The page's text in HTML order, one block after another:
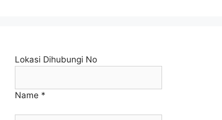
Lokasi Dihubungi No
Name *